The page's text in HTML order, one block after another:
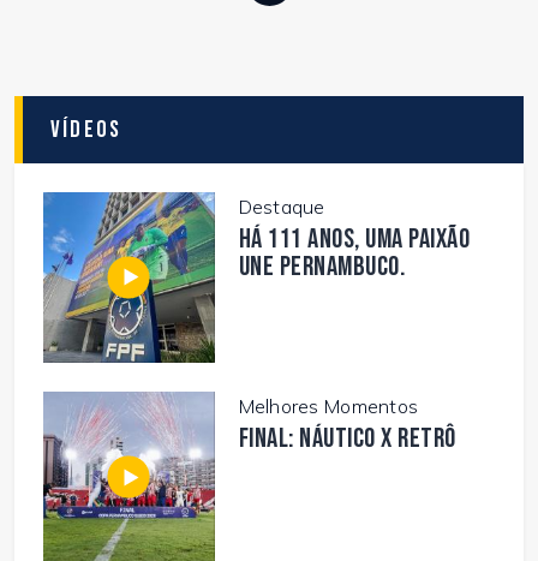
Vídeos
Destaque
Há 111 anos, uma paixão
une Pernambuco.
Melhores Momentos
FINAL: NÁUTICO X RETRÔ